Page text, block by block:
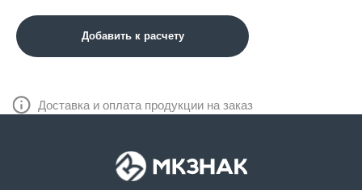
Добавить к расчету
Доставка и оплата продукции на заказ